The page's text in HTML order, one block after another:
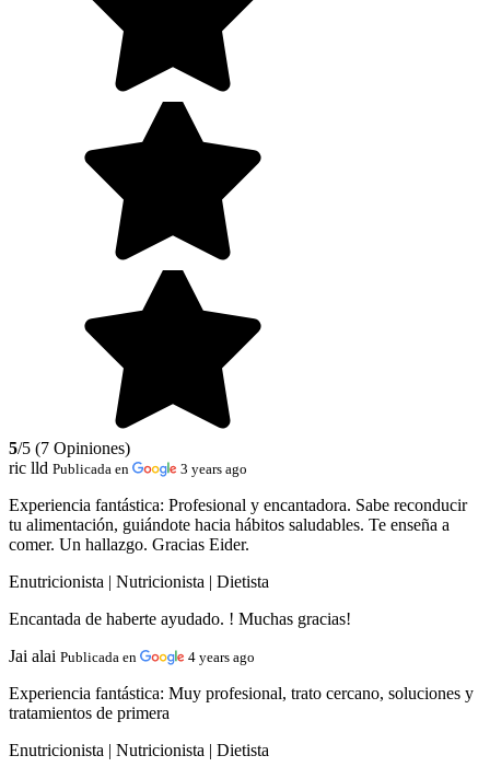
5/5 (7 Opiniones)
ric lld Publicada en 3 years ago
Experiencia fantástica: Profesional y encantadora. Sabe reconducir
tu alimentación, guiándote hacia hábitos saludables. Te enseña a
comer. Un hallazgo. Gracias Eider.
Enutricionista | Nutricionista | Dietista
Encantada de haberte ayudado. ! Muchas gracias!
Jai alai Publicada en 4 years ago
Experiencia fantástica: Muy profesional, trato cercano, soluciones y
tratamientos de primera
Enutricionista | Nutricionista | Dietista